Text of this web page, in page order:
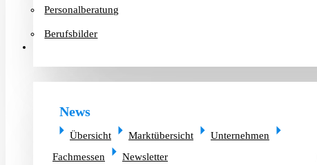
Personalberatung
Berufsbilder
News
Übersicht Marktübersicht
Unternehmen
Fachmessen
Newsletter